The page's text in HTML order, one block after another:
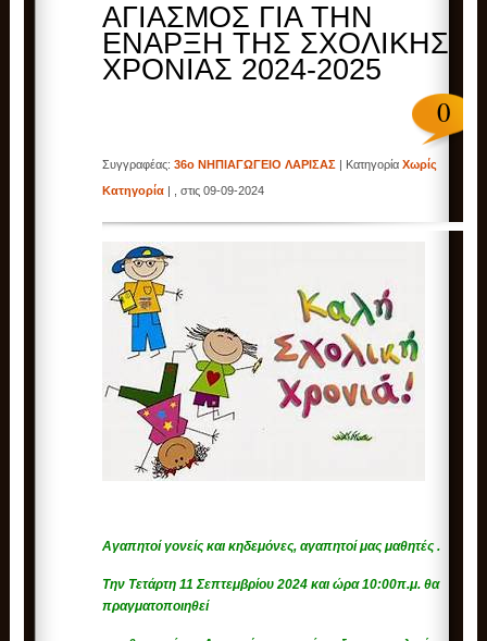
AΓΙΑΣΜΟΣ ΓΙΑ ΤΗΝ
ΕΝΑΡΞΗ ΤΗΣ ΣΧΟΛΙΚΗΣ
ΧΡΟΝΙΑΣ 2024-2025
0
Συγγραφέας:36ο ΝΗΠΙΑΓΩΓΕΙΟ ΛΑΡΙΣΑΣ | ΚατηγορίαΧωρίς
Κατηγορία | , στις 09-09-2024
Αγαπητοί γονείς και κηδεμόνες, αγαπητοί μας μαθητές .
Την Τετάρτη 11 Σεπτεμβρίου 2024 και ώρα 10:00π.μ. θα
πραγματοποιηθεί